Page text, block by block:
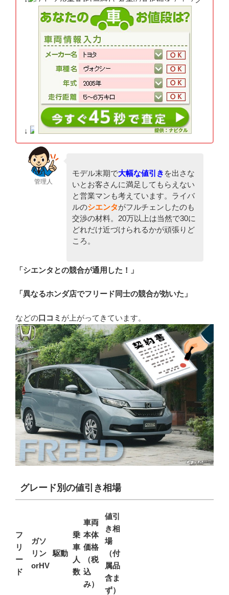
↓
管理人
モデル末期で大幅な値引き を出さな
いとお客さんに満足してもらえない
と営業マンも考えています。ライバ
ルのシエンタがフルチェンしたのも
交渉の材料。20万以上は当然で30に
どれだけ近づけられるかが頑張りど
ころ。
「シエンタとの競合が通用した！」
「異なるホンダ店でフリード同士の競合が効いた」
などの口コミ が上がってきています。
グレード別の値引き相場
フ
リ
ー
ド
ガソ
リン
orHV
駆動
乗
車
人
数
車両
本体
価格
（税
込
み）
値引
き相
場
（付
属品
含ま
ず）